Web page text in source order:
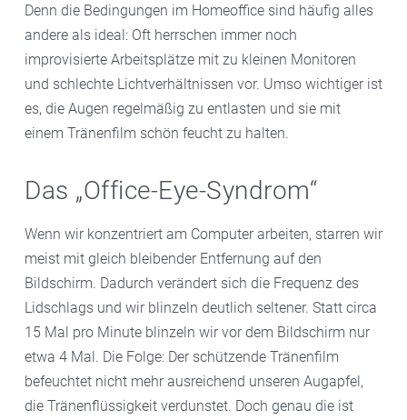
Denn die Bedingungen im Homeoffice sind häufig alles
andere als ideal: Oft herrschen immer noch
improvisierte Arbeitsplätze mit zu kleinen Monitoren
und schlechte Lichtverhältnissen vor. Umso wichtiger ist
es, die Augen regelmäßig zu entlasten und sie mit
einem Tränenfilm schön feucht zu halten.
Das „Office-Eye-Syndrom“
Wenn wir konzentriert am Computer arbeiten, starren wir
meist mit gleich bleibender Entfernung auf den
Bildschirm. Dadurch verändert sich die Frequenz des
Lidschlags und wir blinzeln deutlich seltener. Statt circa
15 Mal pro Minute blinzeln wir vor dem Bildschirm nur
etwa 4 Mal. Die Folge: Der schützende Tränenfilm
befeuchtet nicht mehr ausreichend unseren Augapfel,
die Tränenflüssigkeit verdunstet. Doch genau die ist